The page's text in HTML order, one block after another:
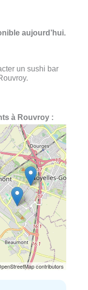
aujourd’hui.
un sushi bar
à Rouvroy :
contributors